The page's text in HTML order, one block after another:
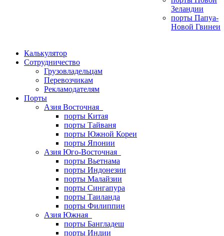
Зеландии
порты Папуа-
Новой Гвинеи
Калькулятор
Сотрудничество
Грузовладельцам
Перевозчикам
Рекламодателям
Порты
Азия Восточная
порты Китая
порты Тайваня
порты Южной Кореи
порты Японии
Азия Юго-Восточная
порты Вьетнама
порты Индонезии
порты Малайзии
порты Сингапура
порты Таиланда
порты Филиппин
Азия Южная
порты Бангладеш
порты Индии